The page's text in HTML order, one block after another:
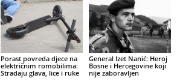
Porast povreda djece na
električnim romobilima:
Stradaju glava, lice i ruke
General Izet Nanić: Heroj
Bosne i Hercegovine koji
nije zaboravljen